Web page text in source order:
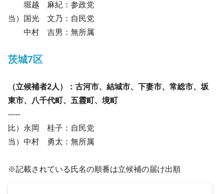
堀越 麻紀：参政党
当）国光 文乃：自民党
中村 吉男：無所属
茨城7区
（立候補者2人）：古河市、結城市、下妻市、常総市、坂
東市、八千代町、五霞町、境町
-----
比）永岡 桂子：自民党
当）中村 勇太：無所属
※記載されている氏名の順番は立候補の届け出順